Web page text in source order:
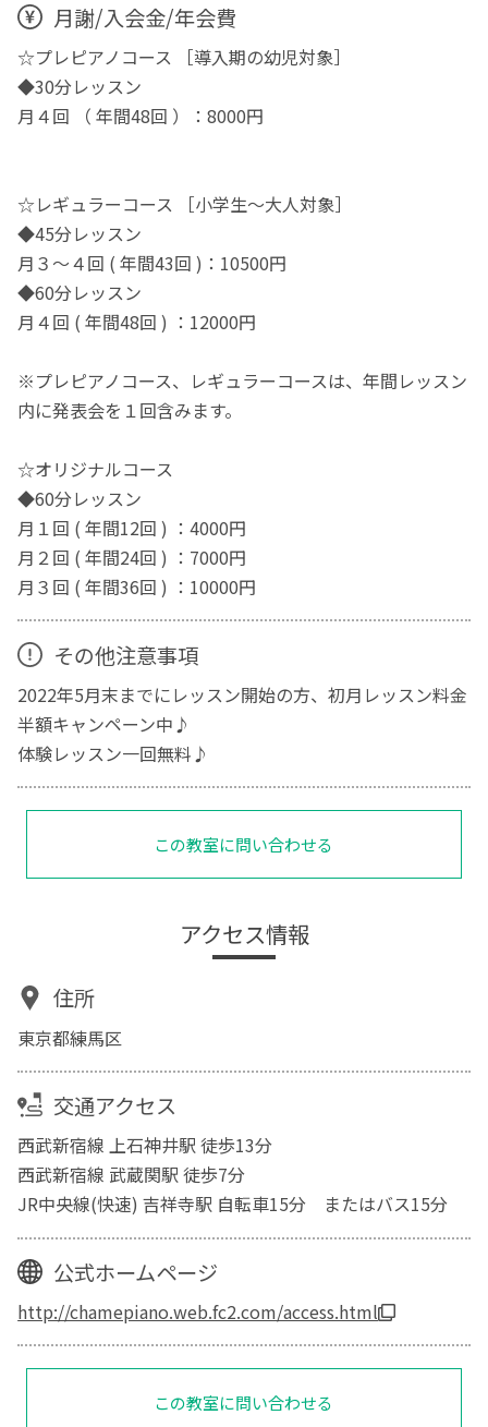
月謝/入会金/年会費
☆プレピアノコース ［導入期の幼児対象］
◆30分レッスン
月４回 （ 年間48回 ）：8000円
☆レギュラーコース ［小学生～大人対象］
◆45分レッスン
月３～４回 ( 年間43回 )：10500円
◆60分レッスン
月４回 ( 年間48回 ) ：12000円
※プレピアノコース、レギュラーコースは、年間レッスン
内に発表会を１回含みます。
☆オリジナルコース
◆60分レッスン
月１回 ( 年間12回 ) ：4000円
月２回 ( 年間24回 ) ：7000円
月３回 ( 年間36回 ) ：10000円
その他注意事項
2022年5月末までにレッスン開始の方、初月レッスン料金
半額キャンペーン中♪
体験レッスン一回無料♪
この教室に問い合わせる
アクセス情報
住所
東京都練馬区
交通アクセス
西武新宿線 上石神井駅 徒歩13分
西武新宿線 武蔵関駅 徒歩7分
JR中央線(快速) 吉祥寺駅 自転車15分 またはバス15分
公式ホームページ
http://chamepiano.web.fc2.com/access.html
この教室に問い合わせる